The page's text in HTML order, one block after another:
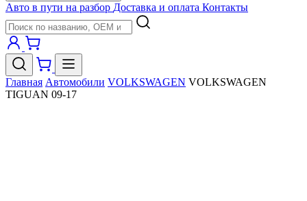
Авто в пути на разбор Доставка и оплата Контакты
Главная Автомобили VOLKSWAGEN VOLKSWAGEN
TIGUAN 09-17